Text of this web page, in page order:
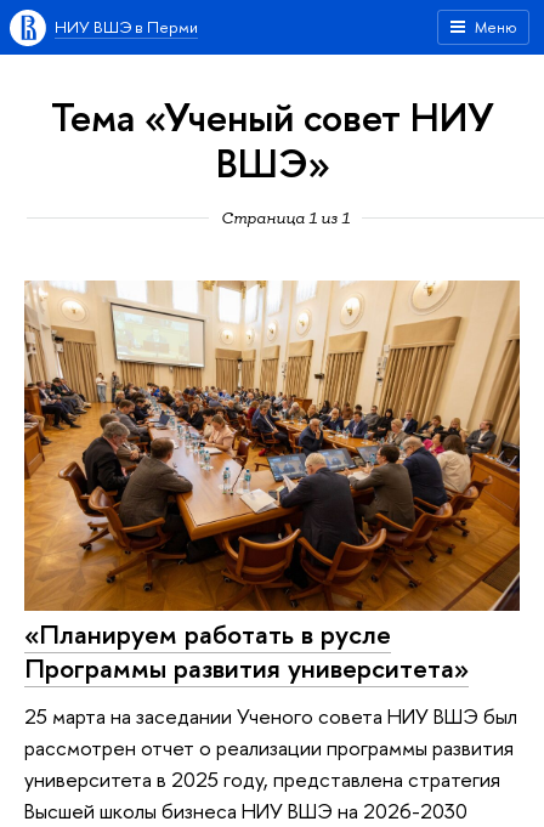
Меню
НИУ ВШЭ в Перми
Тема «Ученый совет НИУ
ВШЭ»
Страница 1 из 1
«Планируем работать в русле
Программы развития университета»
25 марта на заседании Ученого совета НИУ ВШЭ был
рассмотрен отчет о реализации программы развития
университета в 2025 году, представлена стратегия
Высшей школы бизнеса НИУ ВШЭ на 2026-2030